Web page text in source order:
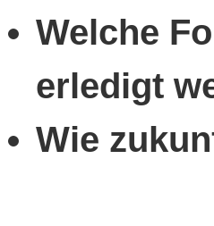
Welche
erledigt
Wie